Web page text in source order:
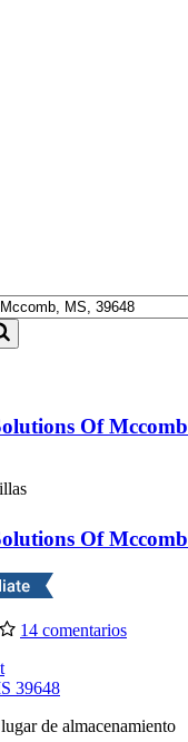
Of Mccomb
Of Mccomb
14 comentarios
39648
de almacenamiento